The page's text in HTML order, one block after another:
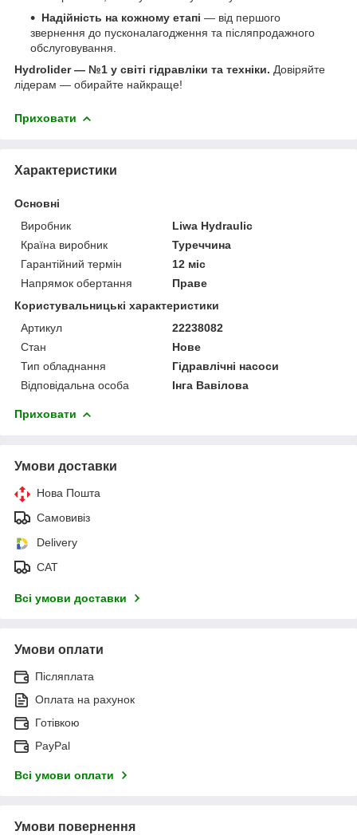
Надійність на кожному етапі — від першого
звернення до пусконалагодження та післяпродажного
обслуговування.
Hydrolider — №1 у світі гідравліки та техніки. Довіряйте
лідерам — обирайте найкраще!
Приховати
Характеристики
Основні
Виробник
Liwa Hydraulic
Країна виробник
Туреччина
Гарантійний термін
12 міс
Напрямок обертання
Праве
Користувальницькі характеристики
Артикул
22238082
Стан
Нове
Тип обладнання
Гідравлічні насоси
Відповідальна особа
Інга Вавілова
Приховати
Умови доставки
Нова Пошта
Самовивіз
Delivery
САТ
Всі умови доставки
Умови оплати
Післяплата
Оплата на рахунок
Готівкою
PayPal
Всі умови оплати
Умови повернення